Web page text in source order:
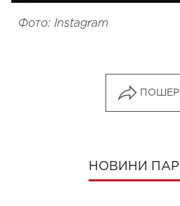
Фото: Instagram
НОВИНИ